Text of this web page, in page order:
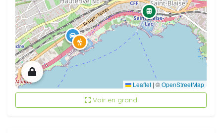
Leaflet | ©OpenStreetMap
Voir en grand